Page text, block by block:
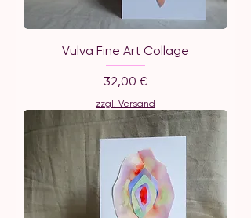
Vulva Fine Art Collage
Preis
32,00 €
zzgl. Versand